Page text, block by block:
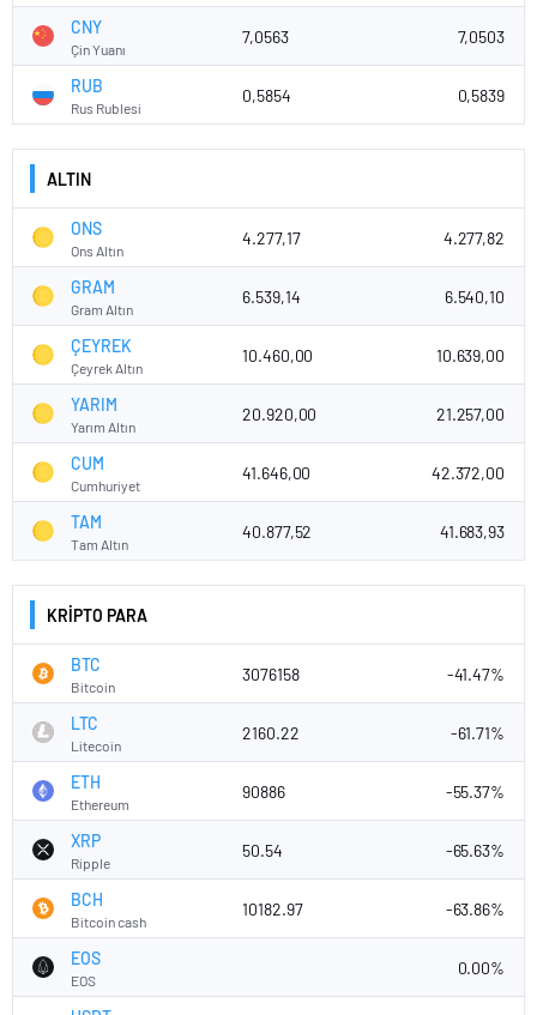
CNY
Çin Yuanı
7,0563 7,0503
RUB
Rus Rublesi
0,5854 0,5839
ALTIN
ONS
Ons Altın
4.277,17 4.277,82
GRAM
Gram Altın
6.539,14 6.540,10
ÇEYREK
Çeyrek Altın
10.460,00 10.639,00
YARIM
Yarım Altın
20.920,00 21.257,00
CUM
Cumhuriyet
41.646,00 42.372,00
TAM
Tam Altın
40.877,52 41.683,93
KRİPTO PARA
BTC
Bitcoin
3076158 -41.47%
LTC
Litecoin
2160.22 -61.71%
ETH
Ethereum
90886 -55.37%
XRP
Ripple
50.54 -65.63%
BCH
Bitcoin cash
10182.97 -63.86%
EOS
EOS
0.00%